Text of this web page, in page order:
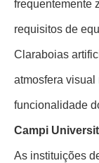
frequentemente
requisitos de
Claraboias
atmosfera visual
funcionalidade
Campi
As instituições